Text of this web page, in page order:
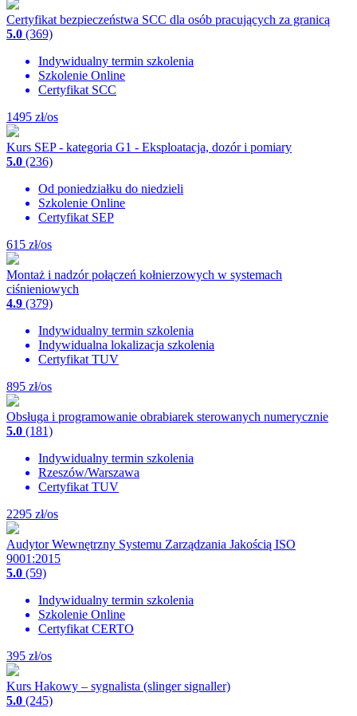
Certyfikat bezpieczeństwa SCC dla osób pracujących za granicą
5.0 (369)
Indywidualny termin szkolenia
Szkolenie Online
Certyfikat SCC
1495 zł/os
Kurs SEP - kategoria G1 - Eksploatacja, dozór i pomiary
5.0 (236)
Od poniedziałku do niedzieli
Szkolenie Online
Certyfikat SEP
615 zł/os
Montaż i nadzór połączeń kołnierzowych w systemach
ciśnieniowych
4.9 (379)
Indywidualny termin szkolenia
Indywidualna lokalizacja szkolenia
Certyfikat TUV
895 zł/os
Obsługa i programowanie obrabiarek sterowanych numerycznie
5.0 (181)
Indywidualny termin szkolenia
Rzeszów/Warszawa
Certyfikat TUV
2295 zł/os
Audytor Wewnętrzny Systemu Zarządzania Jakością ISO
9001:2015
5.0 (59)
Indywidualny termin szkolenia
Szkolenie Online
Certyfikat CERTO
395 zł/os
Kurs Hakowy – sygnalista (slinger signaller)
5.0 (245)